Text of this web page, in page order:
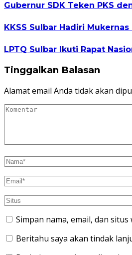
Gubernur SDK Teken PKS
KKSS Sulbar Hadiri
LPTQ Sulbar Ikuti Rapat
Tinggalkan Balasan
Alamat email Anda tidak akan
Simpan nama, email, dan
Beritahu saya akan tindak